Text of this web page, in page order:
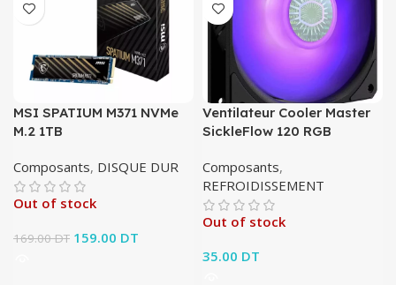
MSI SPATIUM M371 NVMe
M.2 1TB
Composants, DISQUE DUR
Out of stock
169.00DT Le prix initial était :
159.00 DT
actuel est :
Ventilateur Cooler Master
SickleFlow 120 RGB
Composants,
REFROIDISSEMENT
Out of stock
35.00 DT